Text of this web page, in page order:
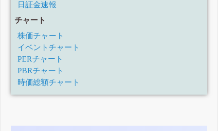
日証金速報
チャート
株価チャート
イベントチャート
PERチャート
PBRチャート
時価総額チャート